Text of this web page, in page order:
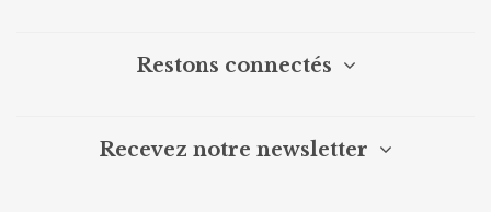
Restons connectés
Recevez notre newsletter